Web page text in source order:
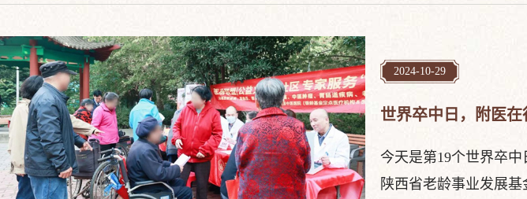
2024-10-29
世界卒中日，附医
今天是第19个世界卒
陕西省老龄事业发展